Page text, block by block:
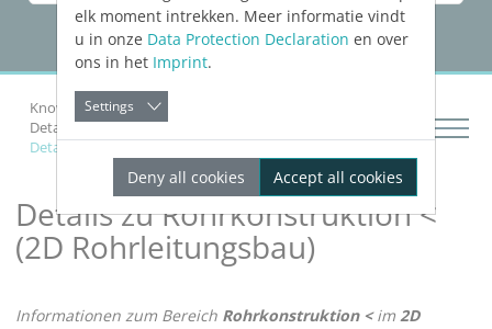
Knowledge Base AutoCAD
Details zur Konstruktion von Rohrleitungen
Details zu Rohrkonstruktion < (2D Rohrleitungsbau)
Details zu Rohrkonstruktion <
(2D Rohrleitungsbau)
Informationen zum Bereich Rohrkonstruktion <im 2D
elk moment intrekken. Meer informatie vindt
u in onze Data Protection Declaration en over
ons in het Imprint.
Settings
Deny all cookies Accept all cookies